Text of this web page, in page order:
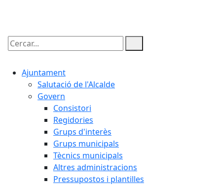
Cercar:
Ajuntament
Salutació de l'Alcalde
Govern
Consistori
Regidories
Grups d'interès
Grups municipals
Tècnics municipals
Altres administracions
Pressupostos i plantilles